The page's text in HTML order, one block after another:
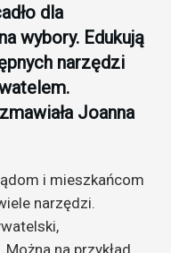
dla
wybory. Edukują
narzędzi
Joanna
i mieszkańcom
narzędzi.